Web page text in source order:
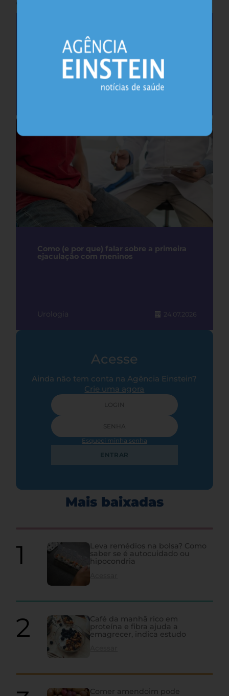
Saúde do coração após os 45 anos pode
antecipar risco de demência
Como (e por que) falar sobre a primeira
ejaculação com meninos
Urologia 24.07.2026
Acesse
Ainda não tem conta na Agência Einstein?
Crie uma agora
Esqueci minha senha
ENTRAR
Mais baixadas
Leva remédios na bolsa? Como
saber se é autocuidado ou
hipocondria
Café da manhã rico em
proteína e fibra ajuda a
emagrecer, indica estudo
Comer amendoim pode